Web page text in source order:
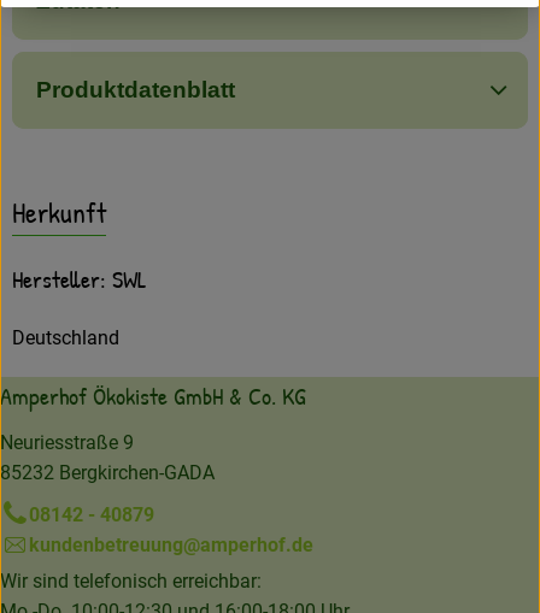
Produktdatenblatt
Herkunft
Hersteller: SWL
Deutschland
Amperhof Ökokiste GmbH & Co. KG
Neuriesstraße 9
85232 Bergkirchen-GADA
08142 - 40879
kundenbetreuung@amperhof.de
Wir sind telefonisch erreichbar: